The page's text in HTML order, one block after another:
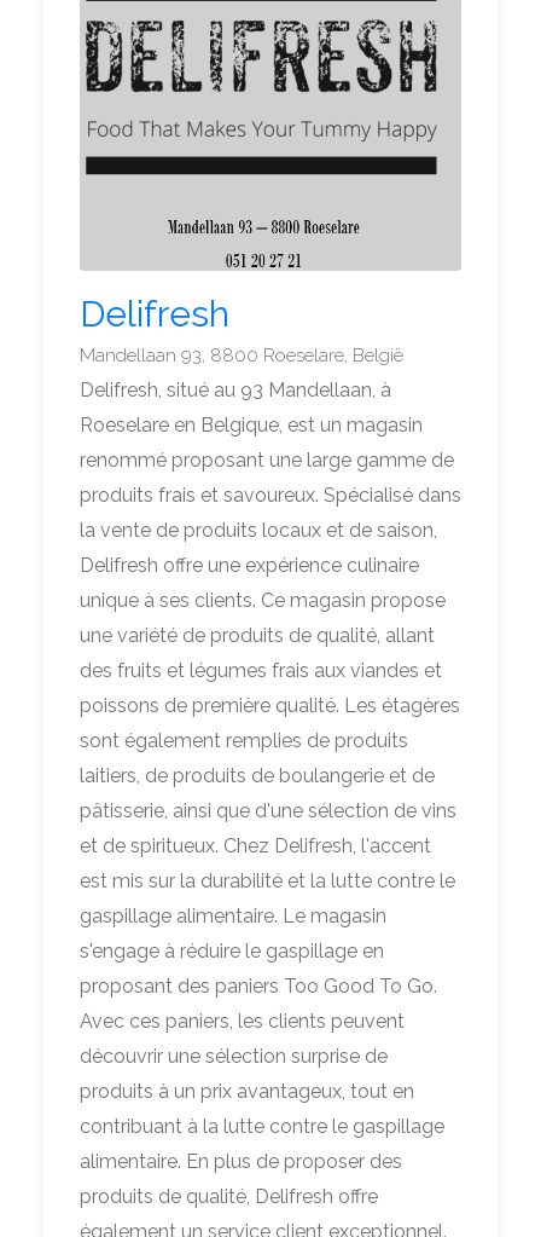
Delifresh
Mandellaan 93, 8800 Roeselare, België
Delifresh, situé au 93 Mandellaan, à
Roeselare en Belgique, est un magasin
renommé proposant une large gamme de
produits frais et savoureux. Spécialisé dans
la vente de produits locaux et de saison,
Delifresh offre une expérience culinaire
unique à ses clients. Ce magasin propose
une variété de produits de qualité, allant
des fruits et légumes frais aux viandes et
poissons de première qualité. Les étagères
sont également remplies de produits
laitiers, de produits de boulangerie et de
pâtisserie, ainsi que d'une sélection de vins
et de spiritueux. Chez Delifresh, l'accent
est mis sur la durabilité et la lutte contre le
gaspillage alimentaire. Le magasin
s'engage à réduire le gaspillage en
proposant des paniers Too Good To Go.
Avec ces paniers, les clients peuvent
découvrir une sélection surprise de
produits à un prix avantageux, tout en
contribuant à la lutte contre le gaspillage
alimentaire. En plus de proposer des
produits de qualité, Delifresh offre
également un service client exceptionnel.